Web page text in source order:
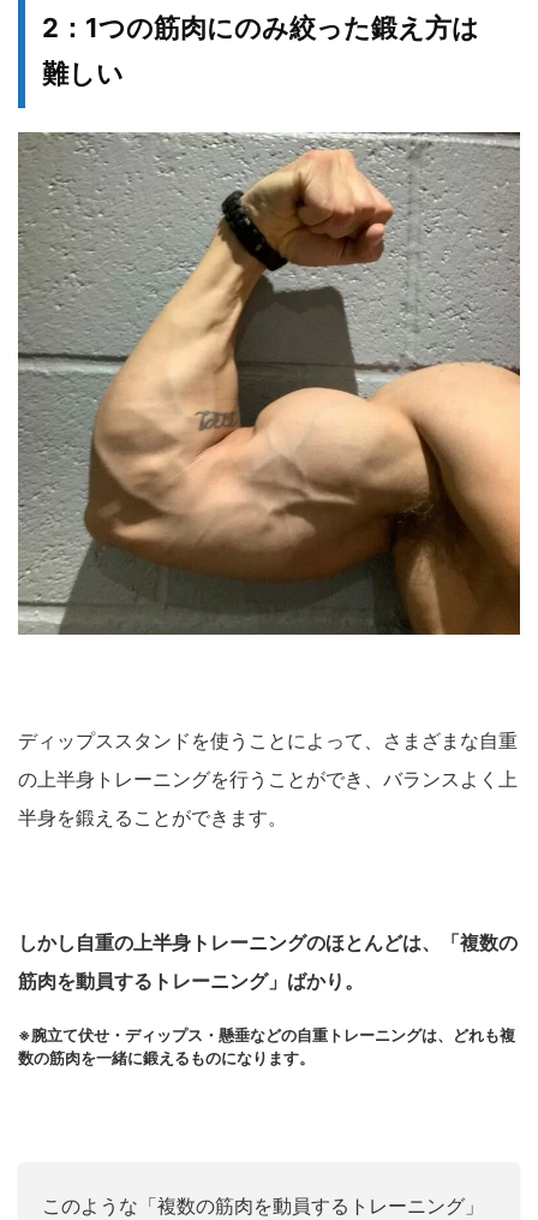
2：1つの筋肉にのみ絞った鍛え方は
難しい
ディップススタンドを使うことによって、さまざまな自重
の上半身トレーニングを行うことができ、バランスよく上
半身を鍛えることができます。
しかし自重の上半身トレーニングのほとんどは、「複数の
筋肉を動員するトレーニング」ばかり。
※腕立て伏せ・ディップス・懸垂などの自重トレーニングは、どれも複
数の筋肉を一緒に鍛えるものになります。
このような「複数の筋肉を動員するトレーニング」